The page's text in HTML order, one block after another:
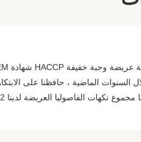
السنوات الماضية ، حافظنا على